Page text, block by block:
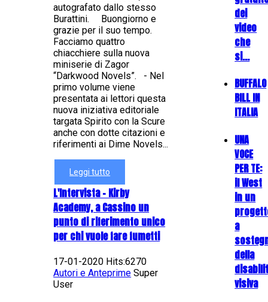
autografato dallo stesso
Burattini. Buongiorno e
grazie per il suo tempo.
Facciamo quattro
chiacchiere sulla nuova
miniserie di Zagor
“Darkwood Novels”. - Nel
primo volume viene
presentata ai lettori questa
nuova iniziativa editoriale
targata Spirito con la Scure
anche con dotte citazioni e
riferimenti ai Dime Novels...
Leggi tutto
L'Intervista - Kirby
Academy, a Cassino un
punto di riferimento unico
per chi vuole fare fumetti
17-01-2020 Hits:6270
Autori e Anteprime Super
User
dei
video
che
si…
BUFFALO
BILL IN
ITALIA
UNA
VOCE
PER TE:
il West
in un
a
della
visiva